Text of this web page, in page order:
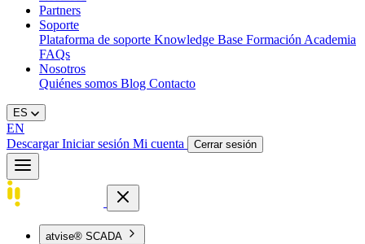
Partners
Soporte
Plataforma de soporte Knowledge Base Formación Academia
FAQs
Nosotros
Quiénes somos Blog Contacto
ES
EN
DescargarIniciar sesión Mi cuenta Cerrar sesión
atvise® SCADA